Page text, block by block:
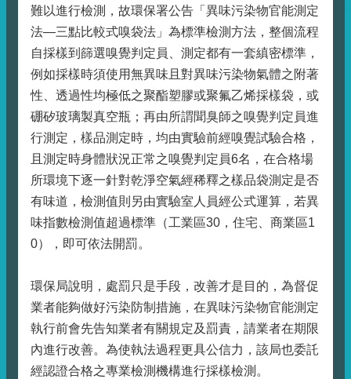
難以進行檢測，故環保署公告「異味污染物官能測定
法—三點比較式嗅袋法」為標準檢測方法，整個流程
自採樣到篩選嗅覺判定員、測定都有一套縝密標準，
例如採樣時須使用無異味且對異味污染物氣體之附著
性、透過性均極低之聚酯塑膠或聚氟乙烯採樣袋，或
硼矽玻璃製真空瓶；再由所謂聞臭師之嗅覺判定員進
行測定，樣品測定時，均由實驗前經嗅覺試驗合格，
且測定時身體狀況正常之嗅覺判定員6名，在合格場
所環境下逐一針對乾淨空氣經稀釋之樣品袋測定是否
有味道，檢測值則另由實驗室人員經公式運算，若異
味指數檢測值超過標準（工業區30，住宅、商業區1
0），即可依法開罰。
環保局說明，處罰只是手段，改善才是目的，為督促
業者能夠做好污染防制措施，在異味污染物官能測定
執行前會先告知業者有關規定及罰責，請業者在期限
內進行改善。為使執法過程更具公信力，該局也委託
經認證合格之專業檢測機構進行採樣檢測。